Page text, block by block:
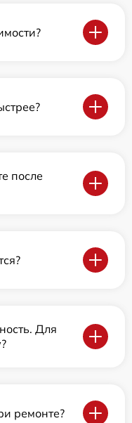
после
Для
ремонте?